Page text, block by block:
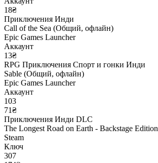
18₴
Приключения Инди
Call of the Sea (Общий, офлайн)
Epic Games Launcher
Аккаунт
13₴
RPG Приключения Спорт и гонки Инди
Sable (Общий, офлайн)
Epic Games Launcher
Аккаунт
103
71₴
Приключения Инди DLC
The Longest Road on Earth - Backstage Edition
Steam
Ключ
307